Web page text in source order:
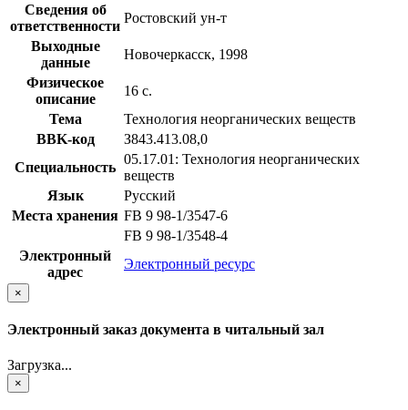
Сведения об
ответственности
Ростовский ун-т
Выходные
данные
Новочеркасск, 1998
Физическое
описание
16 с.
Тема
Технология неорганических веществ
BBK-код
З843.413.08,0
Специальность
05.17.01: Технология неорганических
веществ
Язык
Русский
Места хранения FB 9 98-1/3547-6
FB 9 98-1/3548-4
Электронный
адрес
Электронный ресурс
×
Электронный заказ документа в читальный зал
Загрузка...
×